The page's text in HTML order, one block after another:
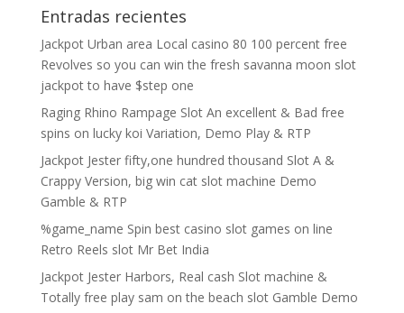
Entradas recientes
Jackpot Urban area Local casino 80 100 percent free
Revolves so you can win the fresh savanna moon slot
jackpot to have $step one
Raging Rhino Rampage Slot An excellent & Bad free
spins on lucky koi Variation, Demo Play & RTP
Jackpot Jester fifty,one hundred thousand Slot A &
Crappy Version, big win cat slot machine Demo
Gamble & RTP
%game_name Spin best casino slot games on line
Retro Reels slot Mr Bet India
Jackpot Jester Harbors, Real cash Slot machine &
Totally free play sam on the beach slot Gamble Demo